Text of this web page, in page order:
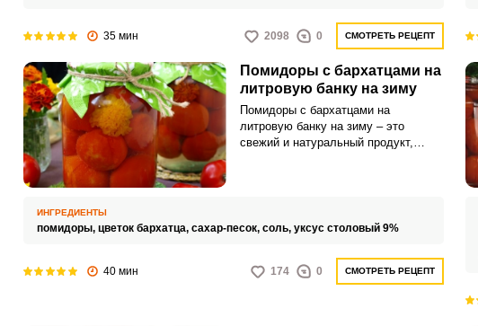
35 мин 2098 0 СМОТРЕТЬ РЕЦЕПТ
Помидоры с бархатцами на
литровую банку на зиму
Помидоры с бархатцами на
литровую банку на зиму – это
свежий и натуральный продукт,
неповторимого аромата этой
ИНГРЕДИЕНТЫ
помидоры, цветок бархатца, сахар-песок, соль, уксус столовый 9%
40 мин 174 0 СМОТРЕТЬ РЕЦЕПТ